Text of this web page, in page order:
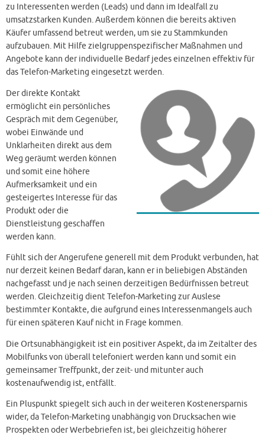
zu Interessenten werden (Leads) und dann im Idealfall zu
umsatzstarken Kunden. Außerdem können die bereits aktiven
Käufer umfassend betreut werden, um sie zu Stammkunden
aufzubauen. Mit Hilfe zielgruppenspezifischer Maßnahmen und
Angebote kann der individuelle Bedarf jedes einzelnen effektiv für
das Telefon-Marketing eingesetzt werden.
Der direkte Kontakt
ermöglicht ein persönliches
Gespräch mit dem Gegenüber,
wobei Einwände und
Unklarheiten direkt aus dem
Weg geräumt werden können
und somit eine höhere
Aufmerksamkeit und ein
gesteigertes Interesse für das
Produkt oder die
Dienstleistung geschaffen
werden kann.
Fühlt sich der Angerufene generell mit dem Produkt verbunden, hat
nur derzeit keinen Bedarf daran, kann er in beliebigen Abständen
nachgefasst und je nach seinen derzeitigen Bedürfnissen betreut
werden. Gleichzeitig dient Telefon-Marketing zur Auslese
bestimmter Kontakte, die aufgrund eines Interessenmangels auch
für einen späteren Kauf nicht in Frage kommen.
Die Ortsunabhängigkeit ist ein positiver Aspekt, da im Zeitalter des
Mobilfunks von überall telefoniert werden kann und somit ein
gemeinsamer Treffpunkt, der zeit- und mitunter auch
kostenaufwendig ist, entfällt.
Ein Pluspunkt spiegelt sich auch in der weiteren Kostenersparnis
wider, da Telefon-Marketing unabhängig von Drucksachen wie
Prospekten oder Werbebriefen ist, bei gleichzeitig höherer